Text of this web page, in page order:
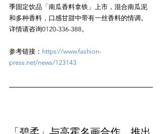
季固定饮品「南瓜香料拿铁」上市，混合南瓜泥
和多种香料，口感甘甜中带有一丝香料的情调。
参考链接： https://www.fashion-
press.net/news/123143